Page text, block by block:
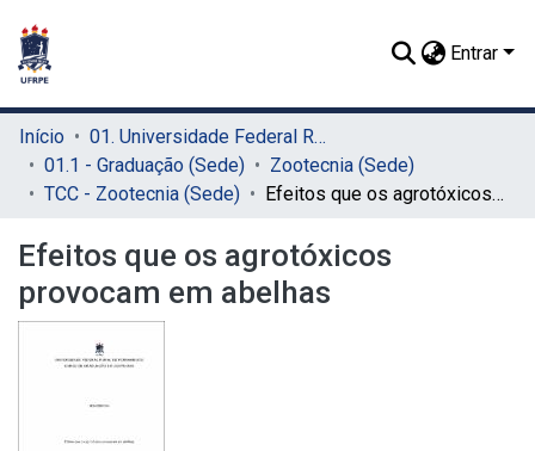
Entrar
Início
01. Universidade Federal Rural de Pernambuco - UFRPE (Sede)
01.1 - Graduação (Sede)
Zootecnia (Sede)
TCC - Zootecnia (Sede)
Efeitos que os agrotóxicos provocam em abelhas
Efeitos que os agrotóxicos
provocam em abelhas